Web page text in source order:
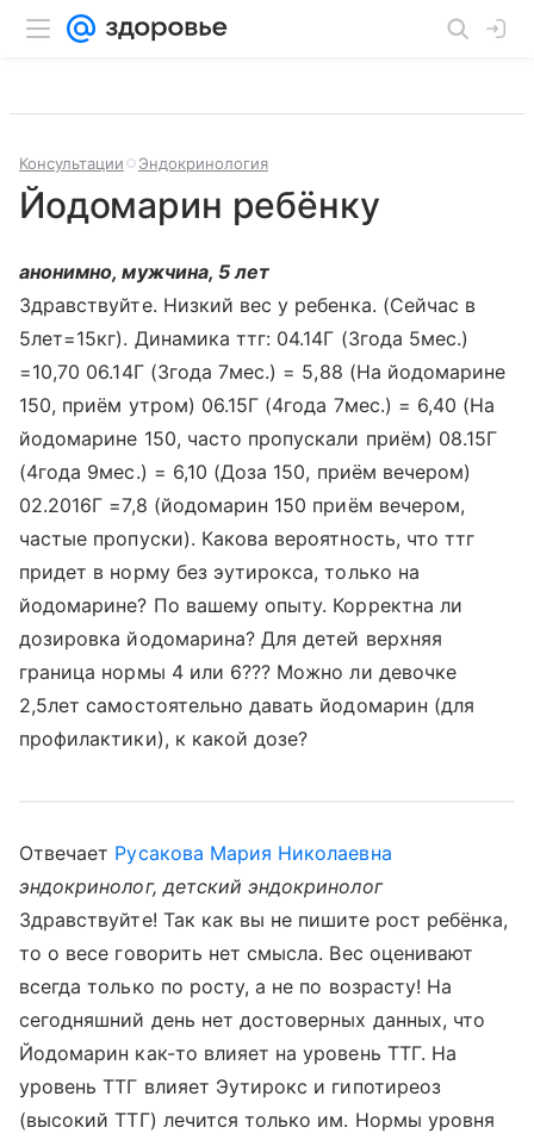
Консультации Эндокринология
Йодомарин ребёнку
анонимно, мужчина, 5 лет
Здравствуйте. Низкий вес у ребенка. (Сейчас в
5лет=15кг). Динамика ттг: 04.14Г (3года 5мес.)
=10,70 06.14Г (3года 7мес.) = 5,88 (На йодомарине
150, приём утром) 06.15Г (4года 7мес.) = 6,40 (На
йодомарине 150, часто пропускали приём) 08.15Г
(4года 9мес.) = 6,10 (Доза 150, приём вечером)
02.2016Г =7,8 (йодомарин 150 приём вечером,
частые пропуски). Какова вероятность, что ттг
придет в норму без эутирокса, только на
йодомарине? По вашему опыту. Корректна ли
дозировка йодомарина? Для детей верхняя
граница нормы 4 или 6??? Можно ли девочке
2,5лет самостоятельно давать йодомарин (для
профилактики), к какой дозе?
Отвечает Русакова Мария Николаевна
эндокринолог, детский эндокринолог
Здравствуйте! Так как вы не пишите рост ребёнка,
то о весе говорить нет смысла. Вес оценивают
всегда только по росту, а не по возрасту! На
сегодняшний день нет достоверных данных, что
Йодомарин как-то влияет на уровень ТТГ. На
уровень ТТГ влияет Эутирокс и гипотиреоз
(высокий ТТГ) лечится только им. Нормы уровня